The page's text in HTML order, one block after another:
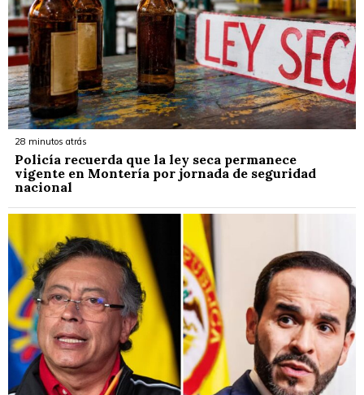
28 minutos atrás
Policía recuerda que la ley seca permanece
vigente en Montería por jornada de seguridad
nacional